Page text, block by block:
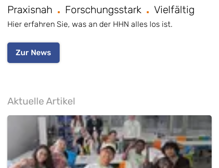
Praxisnah Forschungsstark Vielfältig
Hier erfahren Sie, was an der HHN alles los ist.
Zur News
Aktuelle Artikel